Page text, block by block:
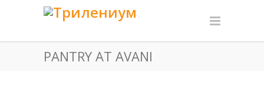
PANTRY AT AVANI